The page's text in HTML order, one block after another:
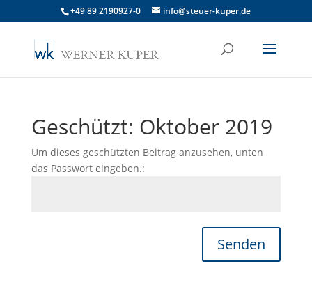
+49 89 2190927-0 info@steuer-kuper.de
Geschützt: Oktober 2019
Um dieses geschützten Beitrag anzusehen, unten
das Passwort eingeben.:
Senden